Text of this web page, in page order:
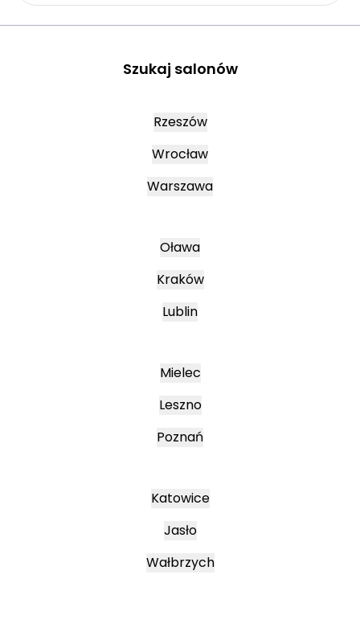
Szukaj salonów
Rzeszów
Wrocław
Warszawa
Oława
Kraków
Lublin
Mielec
Leszno
Poznań
Katowice
Jasło
Wałbrzych